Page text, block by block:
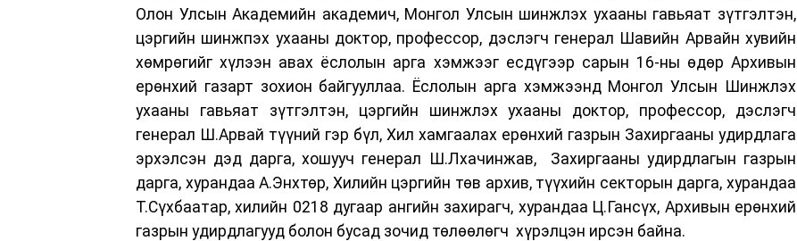
Олон Улсын Академийн академич, Монгол Улсын шинжлэх ухааны гавьяат зүтгэлтэн,
цэргийн шинжпэх ухааны доктор, профессор, дэслэгч генерал Шавийн Арвайн хувийн
хөмрөгийг хүлээн авах ёслолын арга хэмжээг есдүгээр сарын 16-ны өдөр Архивын
ерөнхий газарт зохион байгууллаа. Ёслолын арга хэмжээнд Монгол Улсын Шинжлэх
ухааны гавьяат зүтгэлтэн, цэргийн шинжлэх ухааны доктор, профессор, дэслэгч
генерал Ш.Арвай түүний гэр бүл, Хил хамгаалах ерөнхий газрын Захиргааны удирдлага
эрхэлсэн дэд дарга, хошууч генерал Ш.Лхачинжав, Захиргааны удирдлагын газрын
дарга, хурандаа А.Энхтөр, Хилийн цэргийн төв архив, түүхийн секторын дарга, хурандаа
Т.Сүхбаатар, хилийн 0218 дугаар ангийн захирагч, хурандаа Ц.Гансүх, Архивын ерөнхий
газрын удирдлагууд болон бусад зочид төлөөлөгч хүрэлцэн ирсэн байна.